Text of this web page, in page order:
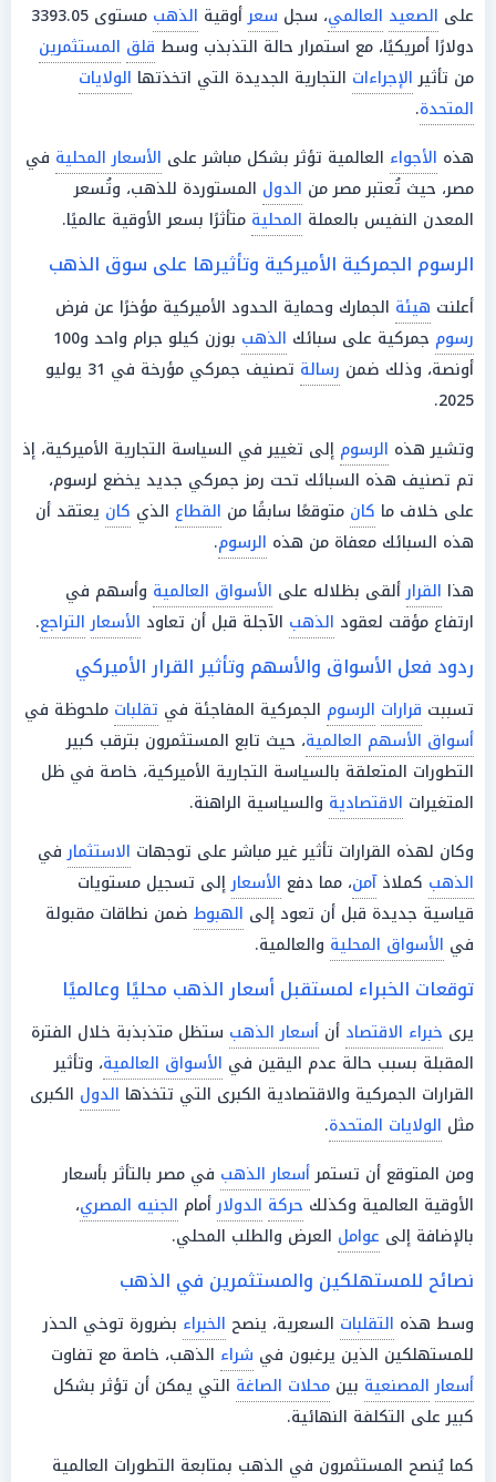
على الصعيد العالمي، سجل سعرأوقية الذهب
مستوى 3393.05
دولارًا أمريكيًا، مع استمرار حالة التذبذب وسط قلق المستثمرين
من تأثيرالإجراءات التجارية الجديدة التي اتخذتها الولايات
المتحدة.
هذه الأجواء العالمية تؤثر بشكل مباشر على الأسعار المحلية في
مصر، حيث تُعتبر مصر من الدول المستوردة للذهب، وتُسعر
المعدن النفيس بالعملة المحلية متأثرًا بسعر الأوقية عالميًا.
الرسوم الجمركية الأميركية وتأثيرها على سوق الذهب
أعلنت هيئة الجمارك وحماية الحدود الأميركية مؤخرًا عن فرض
رسوم جمركية على سبائك الذهب
بوزن كيلو جرام واحد و100
أونصة، وذلك ضمن رسالة
تصنيف جمركي مؤرخة في 31 يوليو
2025.
وتشير هذه الرسوم إلى تغيير في السياسة التجارية الأميركية، إذ
تم تصنيف هذه السبائك تحت رمز جمركي جديد يخضع لرسوم،
على خلاف ما كان متوقعًا سابقًا من القطاع الذي كان يعتقد أن
هذه السبائك معفاة من هذه الرسوم.
هذا القرارألقى بظلاله على الأسواق العالمية وأسهم في
ارتفاع مؤقت لعقود الذهب الآجلة قبل أن تعاود الأسعار التراجع.
ردود فعل الأسواق والأسهم وتأثير القرار الأميركي
تسببت قرارات الرسوم الجمركية المفاجئة في تقلبات ملحوظة في
أسواق الأسهم العالمية، حيث تابع المستثمرون بترقب كبير
التطورات المتعلقة بالسياسة التجارية الأميركية، خاصة في ظل
المتغيرات الاقتصادية والسياسية الراهنة.
وكان لهذه القرارات تأثير غير مباشر على توجهات الاستثمارفي
الذهب كملاذآمن، مما دفع الأسعارإلى تسجيل مستويات
قياسية جديدة قبل أن تعود إلى الهبوط ضمن نطاقات مقبولة
في الأسواق المحلية والعالمية.
توقعات الخبراء لمستقبل أسعار الذهب محليًا وعالميًا
يرى خبراء الاقتصاد أن أسعار الذهب ستظل متذبذبة خلال الفترة
المقبلة بسبب حالة عدم اليقين في الأسواق العالمية، وتأثير
القرارات الجمركية والاقتصادية الكبرى التي تتخذها الدول الكبرى
مثل الولايات المتحدة.
ومن المتوقع أن تستمرأسعار الذهب في مصر بالتأثر بأسعار
الأوقية العالمية وكذلك حركة الدولارأمام الجنيه المصري،
بالإضافة إلى عوامل العرض والطلب المحلي.
نصائح للمستهلكين والمستثمرين في الذهب
وسط هذه التقلبات السعرية، ينصح الخبراء بضرورة توخي الحذر
للمستهلكين الذين يرغبون في شراء الذهب، خاصة مع تفاوت
أسعار المصنعية بين محلات الصاغة التي يمكن أن تؤثر بشكل
كبير على التكلفة النهائية.
كما يُنصح المستثمرون في الذهب بمتابعة التطورات العالمية